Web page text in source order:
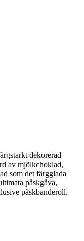
dekorerad
av mjölkchoklad,
som det färgglada
påskgåva,
påskbanderoll.